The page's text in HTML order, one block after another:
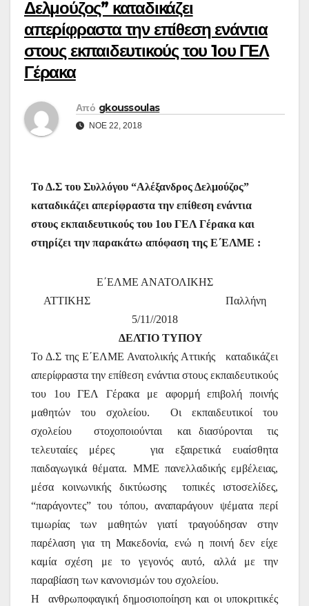
Δελμούζος” καταδικάζει
απερίφραστα την επίθεση ενάντια
στους εκπαιδευτικούς του 1ου ΓΕΛ
Γέρακα
Από gkoussoulas
ΝΟΈ 22, 2018
Το Δ.Σ του Συλλόγου “Αλέξανδρος Δελμούζος”
καταδικάζει απερίφραστα την επίθεση ενάντια
στους εκπαιδευτικούς του 1ου ΓΕΛ Γέρακα και
στηρίζει την παρακάτω απόφαση της Ε΄ΕΛΜΕ :
Ε΄ΕΛΜΕ ΑΝΑΤΟΛΙΚΗΣ
ΑΤΤΙΚΗΣ
Παλλήνη
5/11//2018
ΔΕΛΤΙΟ ΤΥΠΟΥ
Το Δ.Σ της Ε΄ΕΛΜΕ Ανατολικής Αττικής
καταδικάζει
απερίφραστα την επίθεση ενάντια στους εκπαιδευτικούς
του 1ου ΓΕΛ Γέρακα με αφορμή επιβολή ποινής
μαθητών του σχολείου.
Οι εκπαιδευτικοί του
σχολείου
στοχοποιούνται και διασύρονται
τις
τελευταίες μέρες
για εξαιρετικά ευαίσθητα
παιδαγωγικά θέματα. ΜΜΕ πανελλαδικής εμβέλειας,
μέσα κοινωνικής δικτύωσης
τοπικές ιστοσελίδες,
“παράγοντες” του τόπου, αναπαράγουν ψέματα περί
τιμωρίας των μαθητών γιατί τραγούδησαν στην
παρέλαση για τη Μακεδονία, ενώ η ποινή δεν είχε
καμία σχέση με το γεγονός αυτό, αλλά με την
παραβίαση των κανονισμών του σχολείου.
Η
ανθρωποφαγική δημοσιοποίηση και οι υποκριτικές